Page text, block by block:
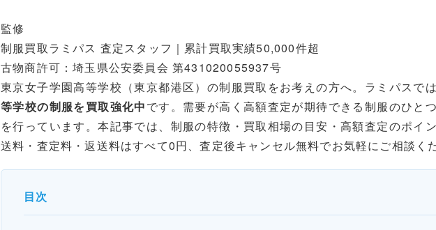
監修
制服買取ラミパス 査定スタッフ｜累計買取実績50,000件超
古物商許可：埼玉県公安委員会 第431020055937号
東京女子学園高等学校（東京都港区）の制服買取をお考えの方へ。ラミパスで
等学校の制服を買取強化中です。需要が高く高額査定が期待できる制服のひと
を行っています。本記事では、制服の特徴・買取相場の目安・高額査定のポイ
送料・査定料・返送料はすべて0円、査定後キャンセル無料でお気軽にご相談くだ
目次